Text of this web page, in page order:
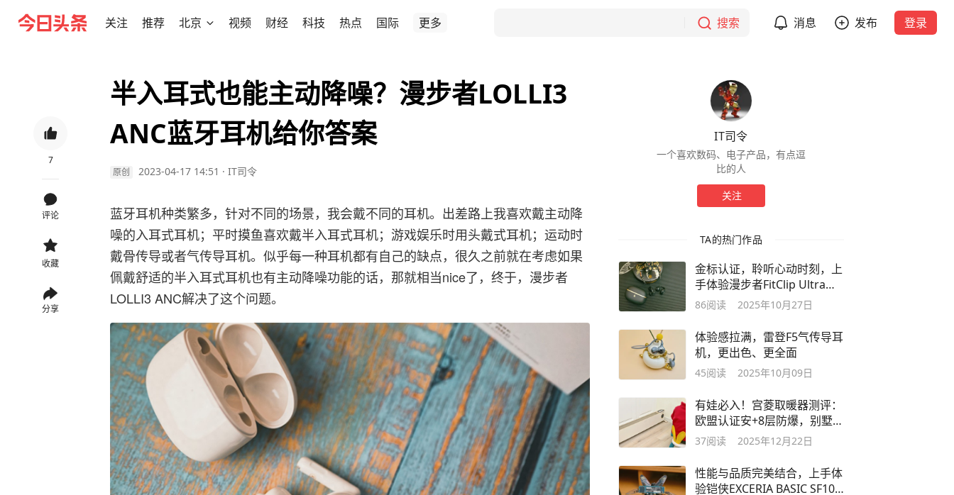
关注 推荐 北京 视频 财经 科技 热点 国际 更多 搜索 消息 发布 登录
7
评论
收藏
分享
半入耳式也能主动降噪？漫步者LOLLI3
ANC蓝牙耳机给你答案
原创 2023-04-17 14:51 · IT司令
蓝牙耳机种类繁多，针对不同的场景，我会戴不同的耳机。出差路上我喜欢戴主动降
噪的入耳式耳机；平时摸鱼喜欢戴半入耳式耳机；游戏娱乐时用头戴式耳机；运动时
戴骨传导或者气传导耳机。似乎每一种耳机都有自己的缺点，很久之前就在考虑如果
佩戴舒适的半入耳式耳机也有主动降噪功能的话，那就相当nice了，终于，漫步者
LOLLI3 ANC解决了这个问题。
IT司令
一个喜欢数码、电子产品，有点逗
比的人
关注
TA的热门作品
金标认证，聆听心动时刻，上
手体验漫步者FitClip Ultra蓝
牙耳机
86阅读 2025年10月27日
体验感拉满，雷登F5气传导耳
机，更出色、更全面
45阅读 2025年10月09日
有娃必入！宫菱取暖器测评：
欧盟认证安+8层防爆，别墅级
均匀导热
37阅读 2025年12月22日
性能与品质完美结合，上手体
验铠侠EXCERIA BASIC SF10